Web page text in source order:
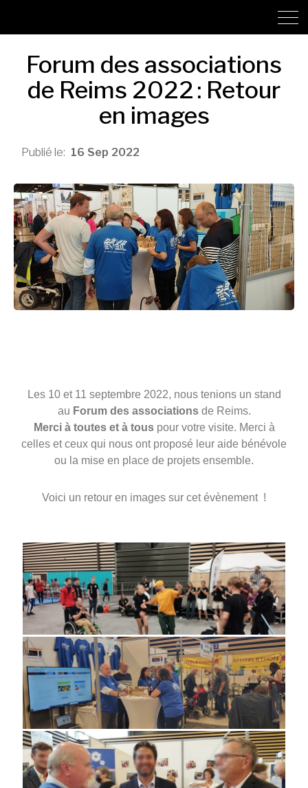
Forum des associations
de Reims 2022 : Retour
en images
Sep
16 2022
Les 10 et 11 septembre 2022, nous tenions un stand
au Forum des associationsde Reims.
Merci à toutes et à touspour votre visite. Merci à
celles et ceux qui nous ont proposé leur aide bénévole
ou la mise en place de projets ensemble.
Voici un retour en images sur cet évènement !